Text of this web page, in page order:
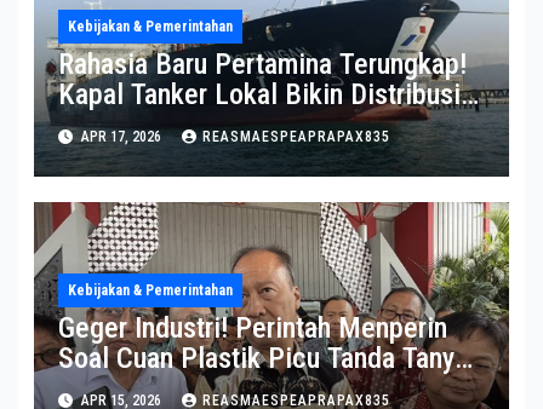
Kebijakan & Pemerintahan
Rahasia Baru Pertamina Terungkap!
Kapal Tanker Lokal Bikin Distribusi
RI Makin Kuat
APR 17, 2026 REASMAESPEAPRAPAX835
Kebijakan & Pemerintahan
Geger Industri! Perintah Menperin
Soal Cuan Plastik Picu Tanda Tanya
Besar
APR 15, 2026 REASMAESPEAPRAPAX835